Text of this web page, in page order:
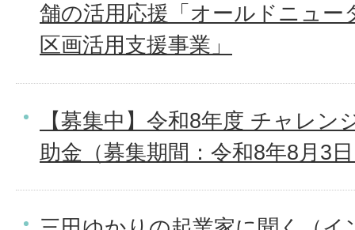
舗の活用応援「オールドニュー
区画活用支援事業」
【募集中】令和8年度 チャレン
助金（募集期間：令和8年8月3